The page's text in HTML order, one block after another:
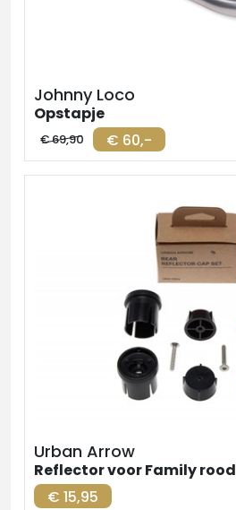
Johnny Loco
Opstapje
€ 60,-
€ 69,90
Urban Arrow
Reflector voor Family rood
€ 15,95